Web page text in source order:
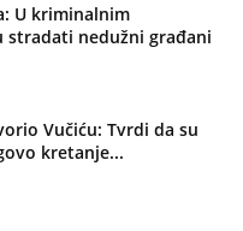
U kriminalnim
stradati nedužni građani
Vučiću: Tvrdi da su
kretanje...